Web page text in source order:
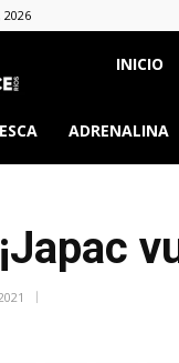
Once
Ríos
INICIO
ADRENALINA